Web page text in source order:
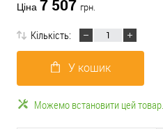
Ціна 7 507 грн.
Кількість:
У кошик
Можемо встановити цей